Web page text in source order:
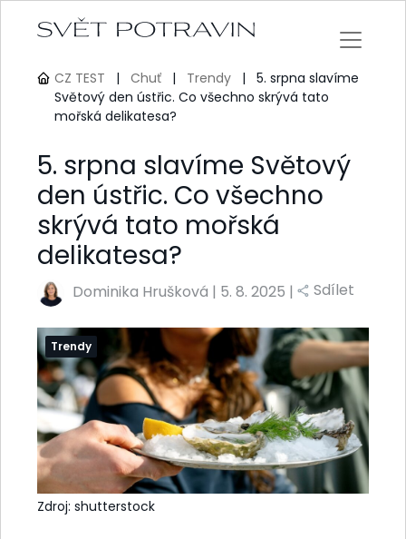
CZ TEST | Chuť | Trendy |
5. srpna slavíme
Světový den ústřic. Co všechno skrývá tato
mořská delikatesa?
5. srpna slavíme Světový
den ústřic. Co všechno
skrývá tato mořská
delikatesa?
Dominika Hrušková | 5. 8. 2025 | Sdílet
Trendy
Zdroj: shutterstock